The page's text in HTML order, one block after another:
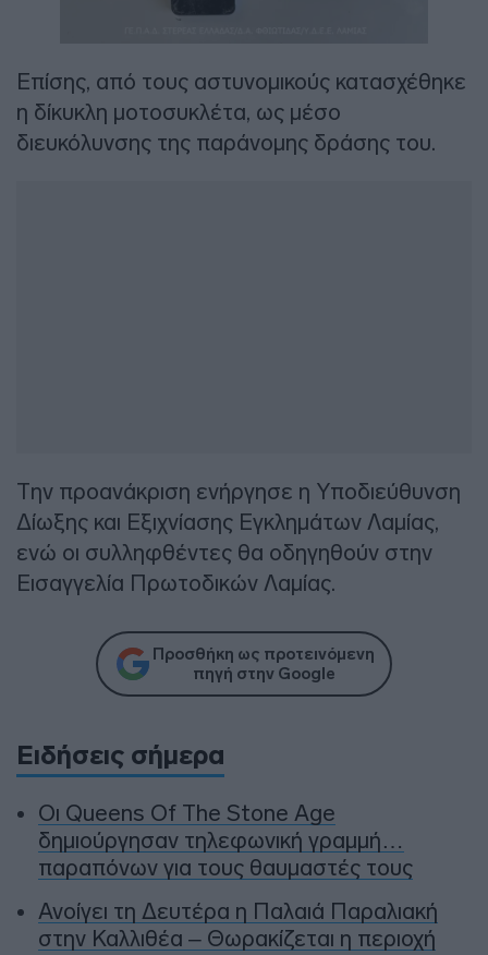
Επίσης, από τους αστυνομικούς κατασχέθηκε
η δίκυκλη μοτοσυκλέτα, ως μέσο
διευκόλυνσης της παράνομης δράσης του.
Την προανάκριση ενήργησε η Υποδιεύθυνση
Δίωξης και Εξιχνίασης Εγκλημάτων Λαμίας,
ενώ οι συλληφθέντες θα οδηγηθούν στην
Εισαγγελία Πρωτοδικών Λαμίας.
Προσθήκη ως προτεινόμενη
πηγή στην Google
Ειδήσεις σήμερα
Οι Queens Of The Stone Age
δημιούργησαν τηλεφωνική γραμμή…
παραπόνων για τους θαυμαστές τους
Ανοίγει τη Δευτέρα η Παλαιά Παραλιακή
στην Καλλιθέα – Θωρακίζεται η περιοχή